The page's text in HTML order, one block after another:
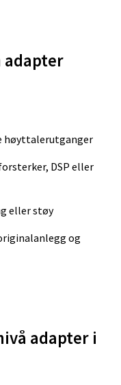
adapter
høyttalerutganger
DSP eller
eller støy
og
adapter i